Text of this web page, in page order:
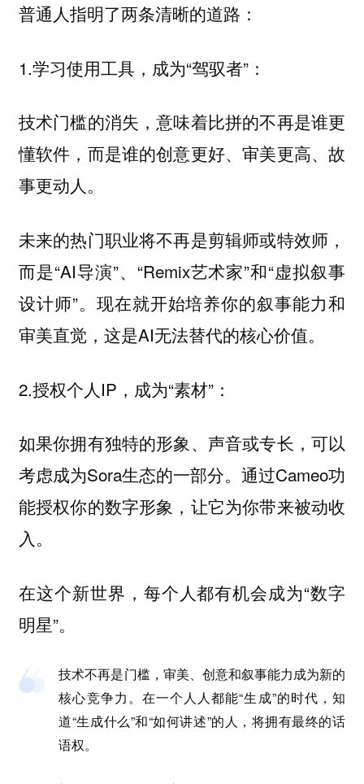
普通人指明了两条清晰的道路：
1.学习使用工具，成为“驾驭者”：
技术门槛的消失，意味着比拼的不再是谁更
懂软件，而是谁的创意更好、审美更高、故
事更动人。
未来的热门职业将不再是剪辑师或特效师，
而是“AI导演”、“Remix艺术家”和“虚拟叙事
设计师”。现在就开始培养你的叙事能力和
审美直觉，这是AI无法替代的核心价值。
2.授权个人IP，成为“素材”：
如果你拥有独特的形象、声音或专长，可以
考虑成为Sora生态的一部分。通过Cameo功
能授权你的数字形象，让它为你带来被动收
入。
在这个新世界，每个人都有机会成为“数字
明星”。
技术不再是门槛，审美、创意和叙事能力成为新的
核心竞争力。在一个人人都能“生成”的时代，知
道“生成什么”和“如何讲述”的人，将拥有最终的话
语权。